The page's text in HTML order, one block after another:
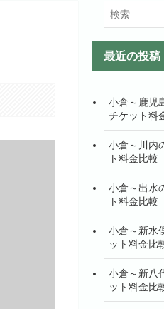
最近の投稿
小倉～鹿児
チケット料
小倉～川内
ト料金比較
小倉～出水
ト料金比較
小倉～新水
ット料金比
小倉～新八
ット料金比